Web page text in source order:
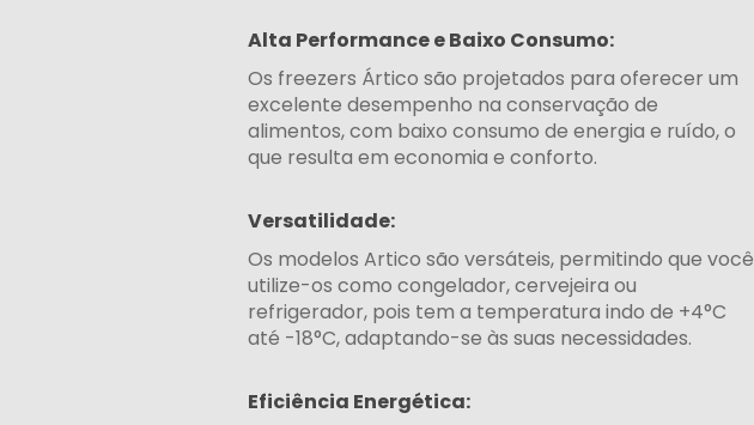
Alta Performance e Baixo Consumo:
Os freezers Ártico são projetados para oferecer um
excelente desempenho na conservação de
alimentos, com baixo consumo de energia e ruído, o
que resulta em economia e conforto.
Versatilidade:
Os modelos Artico são versáteis, permitindo que você
utilize-os como congelador, cervejeira ou
refrigerador, pois tem a temperatura indo de +4°C
até -18°C, adaptando-se às suas necessidades.
Eficiência Energética: